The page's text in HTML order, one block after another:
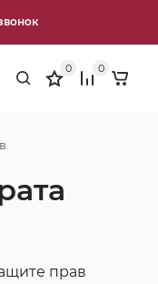
0 0
прав